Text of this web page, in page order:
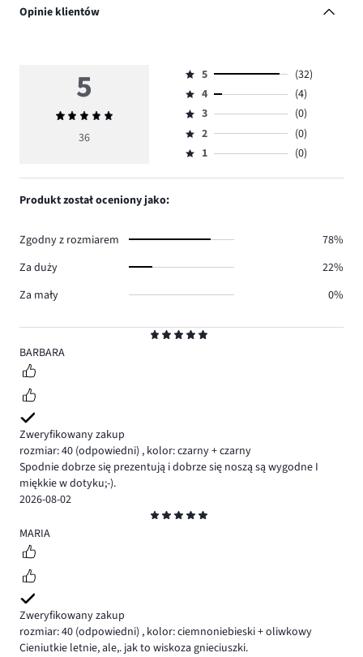
Opinie klientów
5
BARBARA
Zweryfikowany zakup
rozmiar: 40 (odpowiedni) , kolor: czarny + czarny
Spodnie dobrze się prezentują i dobrze się noszą są wygodne I
miękkie w dotyku;-).
2026-08-02
5
MARIA
Zweryfikowany zakup
rozmiar: 40 (odpowiedni) , kolor: ciemnoniebieski + oliwkowy
Cieniutkie letnie, ale,. jak to wiskoza gnieciuszki.
5
Średnia
ocena
36
Ocena
5,
ilość
głosów
32.
5
(32)
Ocena
4,
ilość
głosów
4
(4)
Ocena
3,
ilość
3
(0)
Ocena
2,
2
(0)
Ocena
1,
1 (0)
Produkt został oceniony jako:
Zgodny z rozmiarem
78%
Za duży
22%
Za mały
0%